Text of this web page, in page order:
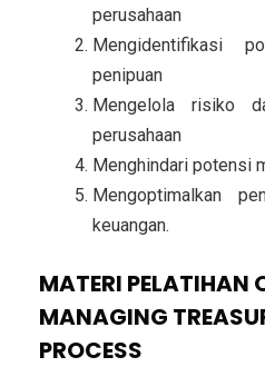
perusahaan
Mengidentifikasi
penipuan
Mengelola risiko
perusahaan
Menghindari potensi
Mengoptimalkan
keuangan.
MATERI PELATIHAN
MANAGING
PROCESS